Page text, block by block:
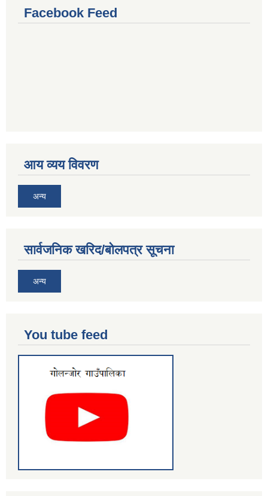
Facebook Feed
आय व्यय विवरण
अन्य
सार्वजनिक खरिद/बोलपत्र सूचना
अन्य
You tube feed